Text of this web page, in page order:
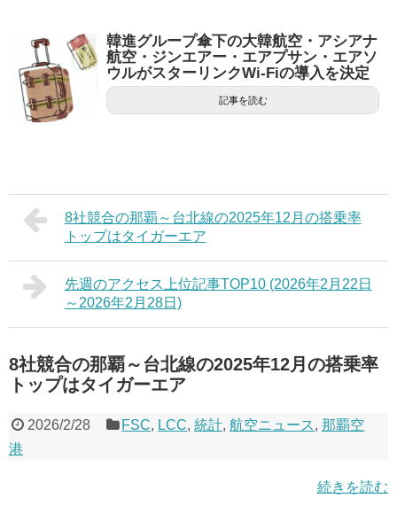
韓進グループ傘下の大韓航空・アシアナ
航空・ジンエアー・エアプサン・エアソ
ウルがスターリンクWi-Fiの導入を決定
記事を読む
8社競合の那覇～台北線の2025年12月の搭乗率
トップはタイガーエア
先週のアクセス上位記事TOP10 (2026年2月22日
～2026年2月28日)
8社競合の那覇～台北線の2025年12月の搭乗率
トップはタイガーエア
2026/2/28 FSC, LCC,統計,航空ニュース,那覇空
港
続きを読む